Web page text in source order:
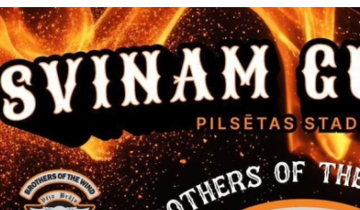
cenas īres mājokļiem. Tie paredzēti,
jaunajām ģimenēm un piesaistītu pilsētai
stāsts PPP mājokļu programmā skatāms:
dzīvokļu trūkumu, valdība nolēmusi
Latvijā" īstenošanu. Tas ir viens